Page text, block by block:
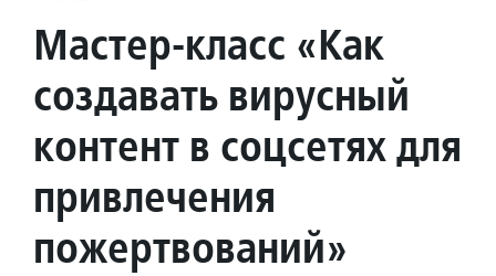
Мастер-класс «Как
создавать вирусный
контент в соцсетях для
привлечения
пожертвований»